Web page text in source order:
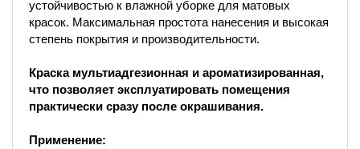
устойчивостью к влажной уборке для матовых
красок. Максимальная простота нанесения и высокая
степень покрытия и производительности.
Краска мультиадгезионная и ароматизированная,
что позволяет эксплуатировать помещения
практически сразу после окрашивания.
Применение: